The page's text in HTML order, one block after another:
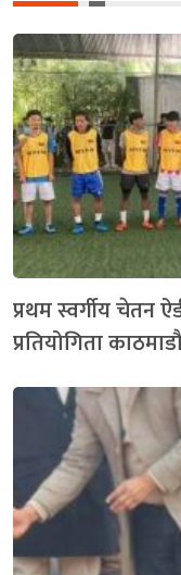
प्रथम स्वर्गीय चेतन
प्रतियोगिता